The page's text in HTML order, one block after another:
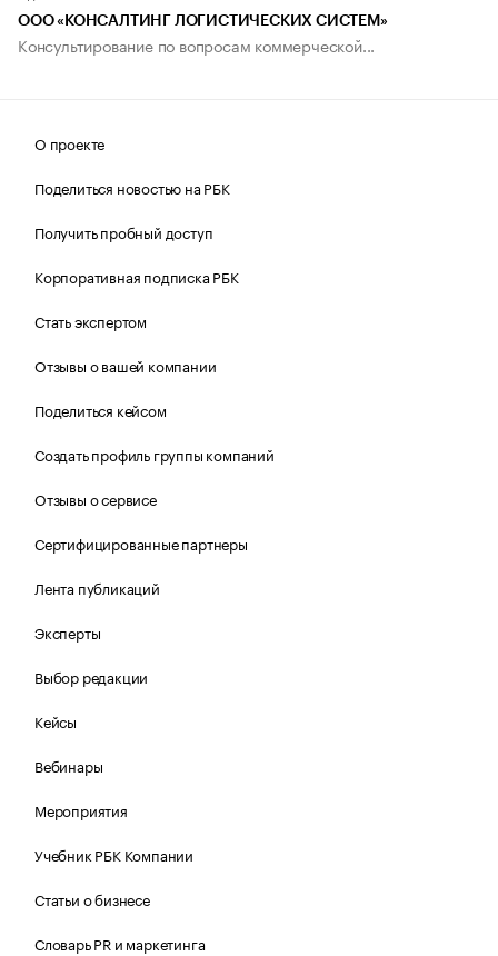
ООО «КОНСАЛТИНГ ЛОГИСТИЧЕСКИХ СИСТЕМ»
Консультирование по вопросам коммерческой...
О проекте
Поделиться новостью на РБК
Получить пробный доступ
Корпоративная подписка РБК
Стать экспертом
Отзывы о вашей компании
Поделиться кейсом
Создать профиль группы компаний
Отзывы о сервисе
Сертифицированные партнеры
Лента публикаций
Эксперты
Выбор редакции
Кейсы
Вебинары
Мероприятия
Учебник РБК Компании
Статьи о бизнесе
Словарь PR и маркетинга